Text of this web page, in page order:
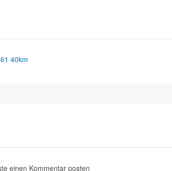
40km
einen Kommentar posten